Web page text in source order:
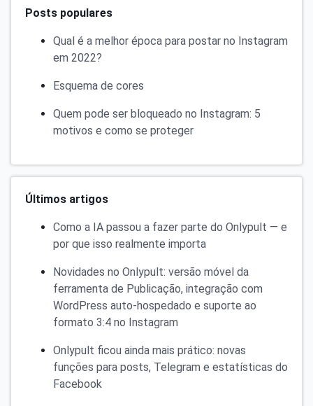
Posts populares
Qual é a melhor época para postar no Instagram
em 2022?
Esquema de cores
Quem pode ser bloqueado no Instagram: 5
motivos e como se proteger
Últimos artigos
Como a IA passou a fazer parte do Onlypult — e
por que isso realmente importa
Novidades no Onlypult: versão móvel da
ferramenta de Publicação, integração com
WordPress auto-hospedado e suporte ao
formato 3:4 no Instagram
Onlypult ficou ainda mais prático: novas
funções para posts, Telegram e estatísticas do
Facebook